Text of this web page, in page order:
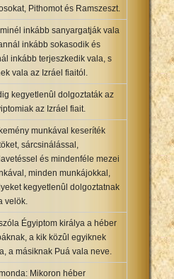
Pithomot és Ramszeszt.
inkább sanyargatják vala
inkább sokasodik és
inkább terjeszkedik vala, s
vala az Izráel fiaitól.
kegyetlenûl dolgoztaták az
az Izráel fiait.
munkával keseríték
sárcsinálással,
és mindenféle mezei
minden munkájokkal,
kegyetlenûl dolgoztatnak
velök.
Égyiptom királya a héber
a kik közûl egyiknek
a másiknak Puá vala neve.
Mikoron héber